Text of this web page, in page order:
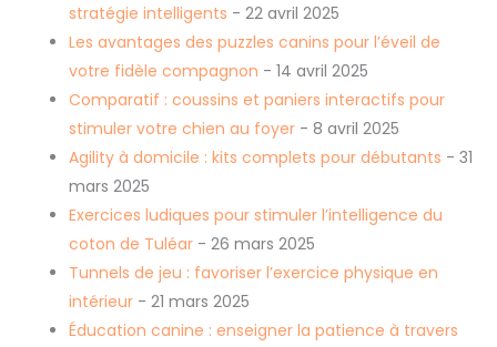
stratégie intelligents - 22 avril 2025
Les avantages des puzzles canins pour l’éveil de
votre fidèle compagnon - 14 avril 2025
Comparatif : coussins et paniers interactifs pour
stimuler votre chien au foyer - 8 avril 2025
Agility à domicile : kits complets pour débutants - 31
mars 2025
Exercices ludiques pour stimuler l’intelligence du
coton de Tuléar - 26 mars 2025
Tunnels de jeu : favoriser l’exercice physique en
intérieur - 21 mars 2025
Éducation canine : enseigner la patience à travers